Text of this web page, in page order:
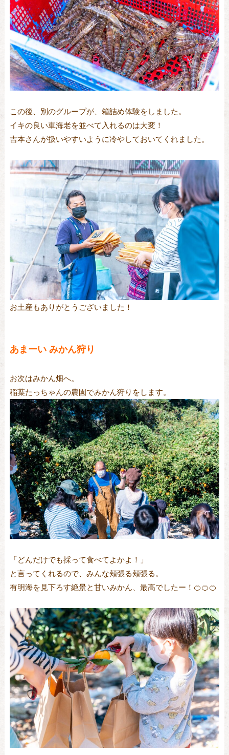
この後、別のグループが、箱詰め体験をしました。
イキの良い車海老を並べて入れるのは大変！
吉本さんが扱いやすいように冷やしておいてくれました。
お土産もありがとうございました！
あまーい みかん狩り
お次はみかん畑へ。
稲葉たっちゃんの農園でみかん狩りをします。
「どんだけでも採って食べてよかよ！」
と言ってくれるので、みんな頬張る頬張る。
有明海を見下ろす絶景と甘いみかん、最高でしたー！🍊🍊🍊